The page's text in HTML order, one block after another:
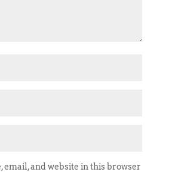
email, and website in this browser